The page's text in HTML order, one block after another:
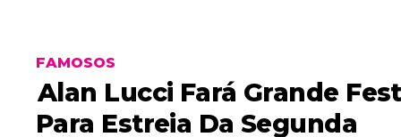
FAMOSOS
Alan Lucci Fará Grande
Para Estreia Da Segunda